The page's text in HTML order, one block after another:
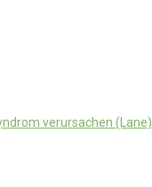
verursachen (Lane)